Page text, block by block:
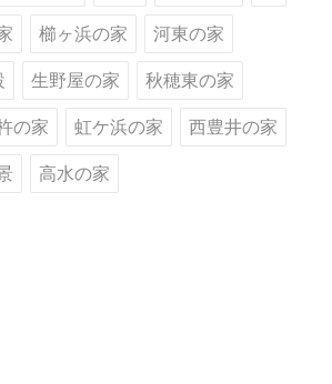
櫛ヶ浜の家 河東の家
生野屋の家 秋穂東の家
の家 虹ケ浜の家 西豊井の家
高水の家